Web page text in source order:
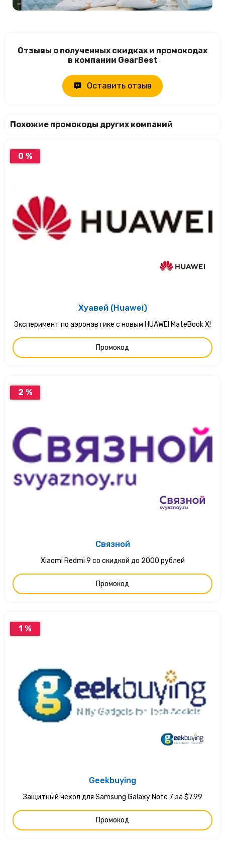
Отзывы о полученных скидках и промокодах
в компании GearBest
Оставить отзыв
Похожие промокоды других компаний
0 %
Хуавей (Huawei)
Эксперимент по аэронавтике с новым HUAWEI MateBook X!
Промокод
2 %
Связной
Xiaomi Redmi 9 со скидкой до 2000 рублей
Промокод
1 %
Geekbuying
Защитный чехол для Samsung Galaxy Note 7 за $7.99
Промокод